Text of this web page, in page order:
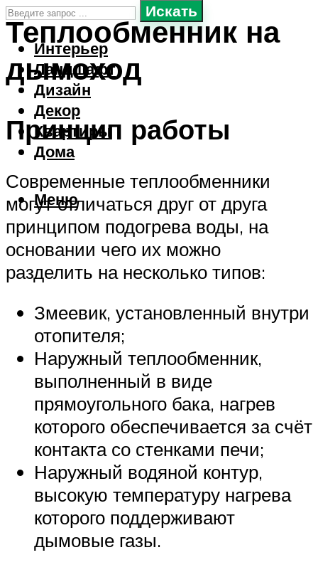
Искать
Интерьер
Ландшафт
Дизайн
Декор
Квартиры
Дома
Меню
Теплообменник на
дымоход
Принцип работы
Современные теплообменники
могут отличаться друг от друга
принципом подогрева воды, на
основании чего их можно
разделить на несколько типов:
Змеевик, установленный внутри
отопителя;
Наружный теплообменник,
выполненный в виде
прямоугольного бака, нагрев
которого обеспечивается за счёт
контакта со стенками печи;
Наружный водяной контур,
высокую температуру нагрева
которого поддерживают
дымовые газы.